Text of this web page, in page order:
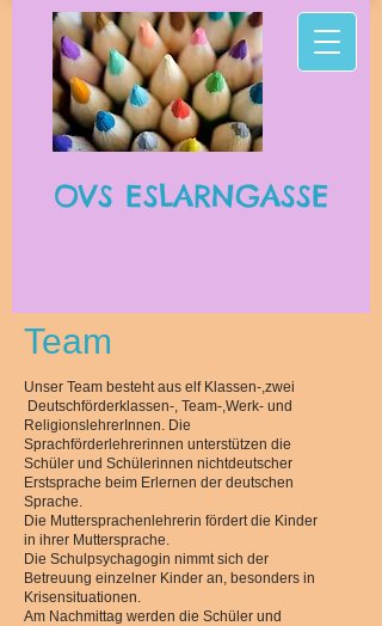
OVS ESLARNGASSE
Team
Unser Team besteht aus elf Klassen-,zwei
Deutschförderklassen-, Team-,Werk- und
ReligionslehrerInnen. Die
Sprachförderlehrerinnen unterstützen die
Schüler und Schülerinnen nichtdeutscher
Erstsprache beim Erlernen der deutschen
Sprache.
Die Muttersprachenlehrerin fördert die Kinder
in ihrer Muttersprache.
Die Schulpsychagogin nimmt sich der
Betreuung einzelner Kinder an, besonders in
Krisensituationen.
Am Nachmittag werden die Schüler und